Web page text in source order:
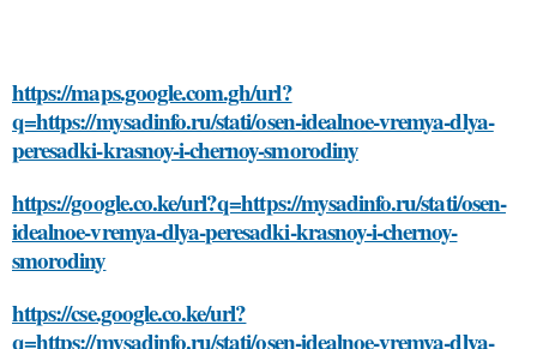
https://maps.google.com.gh/url?
q=https://mysadinfo.ru/stati/osen-idealnoe-vremya-dlya-
peresadki-krasnoy-i-chernoy-smorodiny
https://google.co.ke/url?q=https://mysadinfo.ru/stati/osen-
idealnoe-vremya-dlya-peresadki-krasnoy-i-chernoy-
smorodiny
https://cse.google.co.ke/url?
q=https://mysadinfo.ru/stati/osen-idealnoe-vremya-dlya-